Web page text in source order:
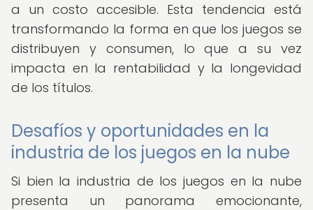
a un costo accesible. Esta tendencia está
transformando la forma en que los juegos se
distribuyen y consumen, lo que a su vez
impacta en la rentabilidad y la longevidad
de los títulos.
Desafíos y oportunidades en la
industria de los juegos en la nube
Si bien la industria de los juegos en la nube
presenta un panorama emocionante,